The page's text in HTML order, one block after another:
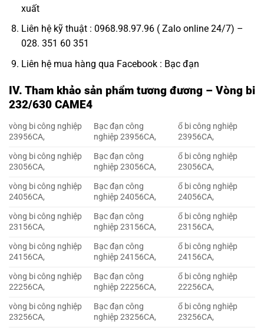
xuất
Liên hệ kỹ thuật : 0968.98.97.96 ( Zalo online 24/7) –
028. 351 60 351
Liên hệ mua hàng qua Facebook : Bạc đạn
IV. Tham khảo sản phẩm tương đương – Vòng bi
232/630 CAME4
vòng bi công nghiệp
23956CA,
Bạc đạn công
nghiệp 23956CA,
ổ bi công nghiệp
23956CA,
vòng bi công nghiệp
23056CA,
Bạc đạn công
nghiệp 23056CA,
ổ bi công nghiệp
23056CA,
vòng bi công nghiệp
24056CA,
Bạc đạn công
nghiệp 24056CA,
ổ bi công nghiệp
24056CA,
vòng bi công nghiệp
23156CA,
Bạc đạn công
nghiệp 23156CA,
ổ bi công nghiệp
23156CA,
vòng bi công nghiệp
24156CA,
Bạc đạn công
nghiệp 24156CA,
ổ bi công nghiệp
24156CA,
vòng bi công nghiệp
22256CA,
Bạc đạn công
nghiệp 22256CA,
ổ bi công nghiệp
22256CA,
vòng bi công nghiệp
23256CA,
Bạc đạn công
nghiệp 23256CA,
ổ bi công nghiệp
23256CA,